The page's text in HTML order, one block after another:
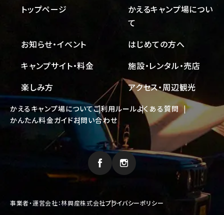
トップページ
かえるキャンプ場につい
て
お知らせ・イベント
はじめての方へ
キャンプサイト・料金
施設・レンタル・売店
楽しみ方
アクセス・周辺観光
かえるキャンプ場についてご利用ルールよくある質問
かんたん料金ガイドお問い合わせ
事業者・運営会社：林興産株式会社プライバシーポリシー